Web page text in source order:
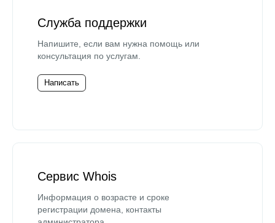
Служба поддержки
Напишите, если вам нужна помощь или
консультация по услугам.
Написать
Сервис Whois
Информация о возрасте и сроке
регистрации домена, контакты